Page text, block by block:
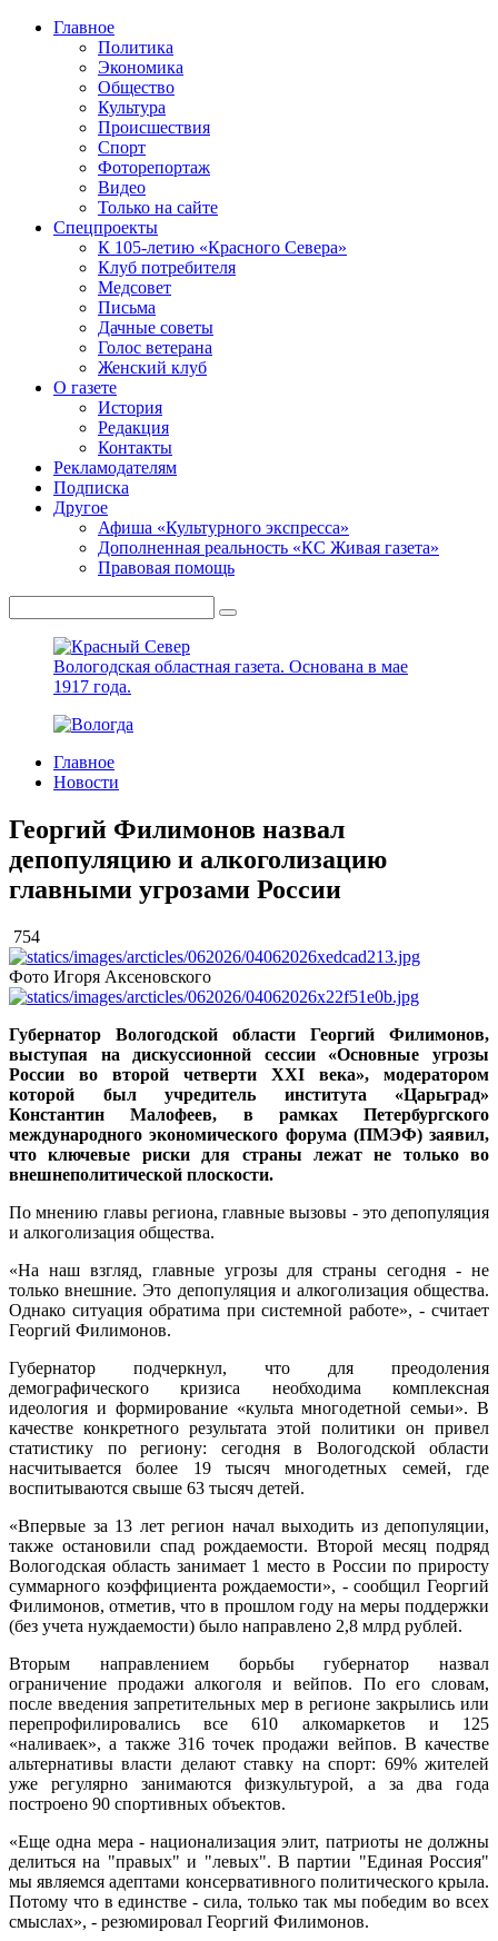
Главное
Политика
Экономика
Общество
Культура
Происшествия
Спорт
Фоторепортаж
Видео
Только на сайте
Спецпроекты
К 105-летию «Красного Севера»
Клуб потребителя
Медсовет
Письма
Дачные советы
Голос ветерана
Женский клуб
О газете
История
Редакция
Контакты
Рекламодателям
Подписка
Другое
Афиша «Культурного экспресса»
Дополненная реальность «КС Живая газета»
Правовая помощь
Вологодская областная газета. Основана в мае
1917 года.
Главное
Новости
Георгий Филимонов назвал
депопуляцию и алкоголизацию
главными угрозами России
754
Фото Игоря Аксеновского
Губернатор Вологодской области Георгий Филимонов,
выступая на дискуссионной сессии «Основные угрозы
России во второй четверти XXI века», модератором
которой был учредитель института «Царьград»
Константин Малофеев, в рамках Петербургского
международного экономического форума (ПМЭФ) заявил,
что ключевые риски для страны лежат не только во
внешнеполитической плоскости.
По мнению главы региона, главные вызовы - это депопуляция
и алкоголизация общества.
«На наш взгляд, главные угрозы для страны сегодня - не
только внешние. Это депопуляция и алкоголизация общества.
Однако ситуация обратима при системной работе», - считает
Георгий Филимонов.
Губернатор подчеркнул, что для преодоления
демографического кризиса необходима комплексная
идеология и формирование «культа многодетной семьи». В
качестве конкретного результата этой политики он привел
статистику по региону: сегодня в Вологодской области
насчитывается более 19 тысяч многодетных семей, где
воспитываются свыше 63 тысяч детей.
«Впервые за 13 лет регион начал выходить из депопуляции,
также остановили спад рождаемости. Второй месяц подряд
Вологодская область занимает 1 место в России по приросту
суммарного коэффициента рождаемости», - сообщил Георгий
Филимонов, отметив, что в прошлом году на меры поддержки
(без учета нуждаемости) было направлено 2,8 млрд рублей.
Вторым направлением борьбы губернатор назвал
ограничение продажи алкоголя и вейпов. По его словам,
после введения запретительных мер в регионе закрылись или
перепрофилировались все 610 алкомаркетов и 125
«наливаек», а также 316 точек продажи вейпов. В качестве
альтернативы власти делают ставку на спорт: 69% жителей
уже регулярно занимаются физкультурой, а за два года
построено 90 спортивных объектов.
«Еще одна мера - национализация элит, патриоты не должны
делиться на "правых" и "левых". В партии "Единая Россия"
мы являемся адептами консервативного политического крыла.
Потому что в единстве - сила, только так мы победим во всех
смыслах», - резюмировал Георгий Филимонов.